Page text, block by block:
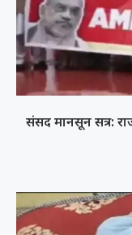
संसद मानसून सत्र: